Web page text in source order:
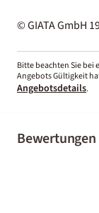
© GIATA GmbH
Bitte beachten Sie bei
Angebots Gültigkeit
Angebotsdetails.